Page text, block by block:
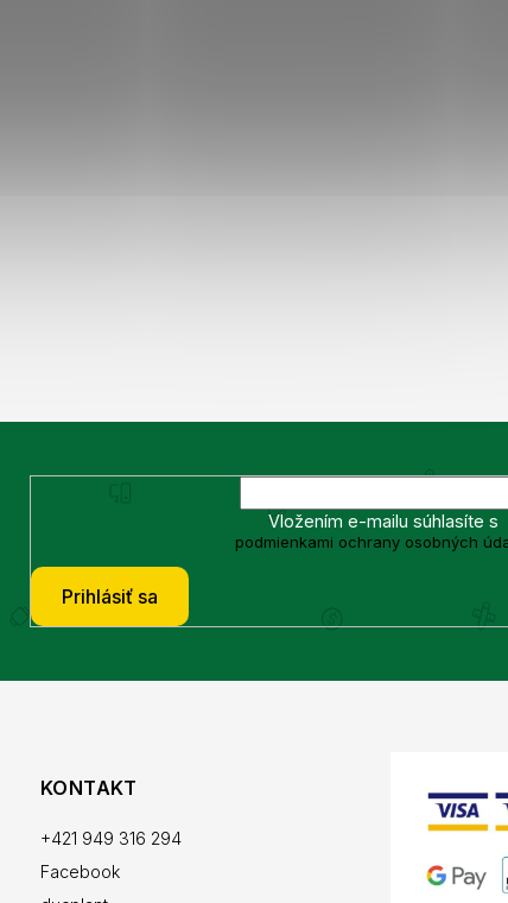
Vložením e-mailu súhlasíte s
podmienkami ochrany osobných
Prihlásiť sa
KONTAKT
+421 949 316 294
Facebook